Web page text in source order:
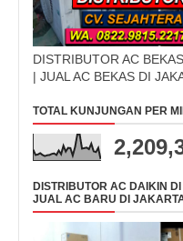
DISTRIBUTOR AC
| JUAL AC BEKAS DI
TOTAL KUNJUNGAN PER
DISTRIBUTOR AC DAIKIN
JUAL AC BARU DI